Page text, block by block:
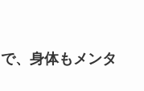
、身体もメンタ